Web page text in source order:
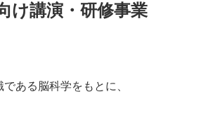
け講演・研修事業
ある脳科学をもとに、